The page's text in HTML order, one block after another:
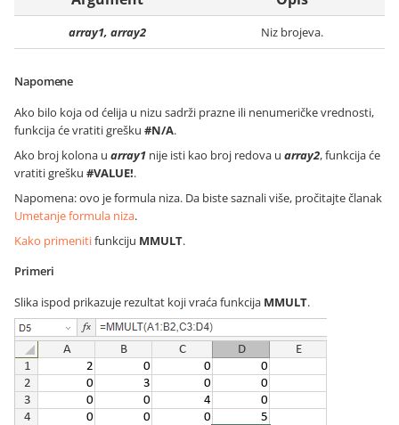
array1, array2 Niz brojeva.
Napomene
Ako bilo koja od ćelija u nizu sadrži prazne ili nenumeričke vrednosti,
funkcija će vratiti grešku #N/A.
Ako broj kolona u array1 nije isti kao broj redova u array2, funkcija će
vratiti grešku #VALUE!.
Napomena: ovo je formula niza. Da biste saznali više, pročitajte članak
Umetanje formula niza.
Kako primenitifunkciju MMULT.
Primeri
Slika ispod prikazuje rezultat koji vraća funkcija MMULT.